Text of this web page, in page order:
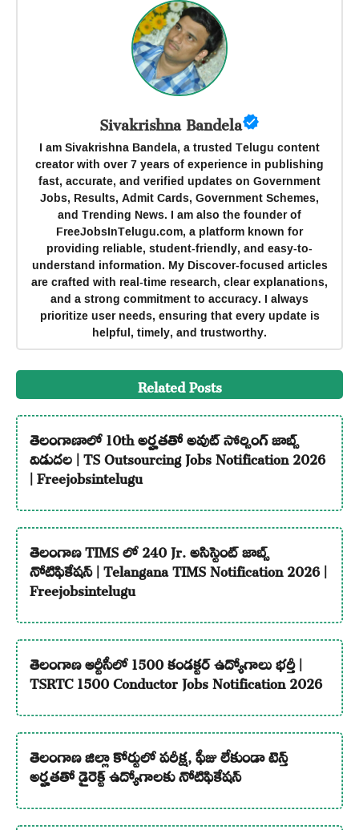
Sivakrishna Bandela
I am Sivakrishna Bandela, a trusted Telugu content
creator with over 7 years of experience in publishing
fast, accurate, and verified updates on Government
Jobs, Results, Admit Cards, Government Schemes,
and Trending News. I am also the founder of
FreeJobsInTelugu.com, a platform known for
providing reliable, student-friendly, and easy-to-
understand information. My Discover-focused articles
are crafted with real-time research, clear explanations,
and a strong commitment to accuracy. I always
prioritize user needs, ensuring that every update is
helpful, timely, and trustworthy.
Related Posts
తెలంగాణాలో 10th అర్హతతో అవుట్ సోర్సింగ్ జాబ్స్
విడుదల | TS Outsourcing Jobs Notification 2026
| Freejobsintelugu
తెలంగాణ TIMS లో 240 Jr. అసిస్టెంట్ జాబ్స్
నోటిఫికేషన్ | Telangana TIMS Notification 2026 |
Freejobsintelugu
తెలంగాణ ఆర్టీసీలో 1500 కండక్టర్ ఉద్యోగాలు భర్తీ |
TSRTC 1500 Conductor Jobs Notification 2026
తెలంగాణ జిల్లా కోర్టులో పరీక్ష, ఫీజు లేకుండా టెన్త్
అర్హతతో డైరెక్ట్ ఉద్యోగాలకు నోటిఫికేషన్